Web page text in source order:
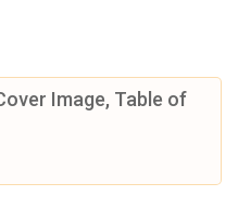
Image, Table of